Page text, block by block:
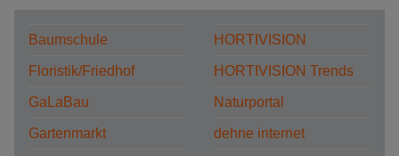
Baumschule
Floristik/Friedhof
GaLaBau
Gartenmarkt
HORTIVISION
HORTIVISION Trends
Naturportal
dehne internet